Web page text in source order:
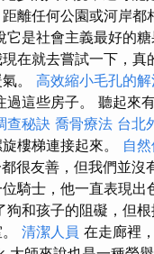
離任何公園或河岸都
是社會主義最好的糖
在就去嘗試一下，真
。 高效縮小毛孔的
這些房子。 聽起來
查秘訣 喬骨療法 台北
樓梯連接起來。 自
很友善，但我們並沒
騎士，他一直表現出
和孩子的阻礙，但
清潔人員 在走廊裡